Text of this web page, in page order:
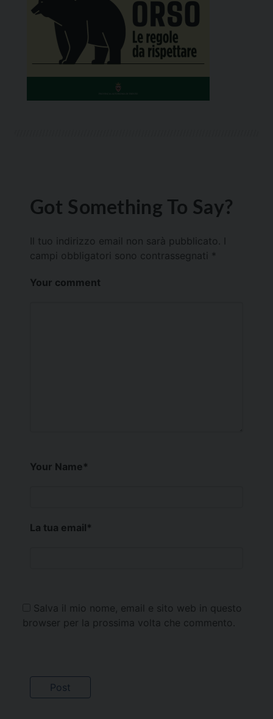
Got Something To Say?
Il tuo indirizzo email non sarà pubblicato.
campi obbligatori sono contrassegnati *
Your comment
Your Name*
La tua email*
Salva il mio nome, email e sito web in questo
browser per la prossima volta che commento.